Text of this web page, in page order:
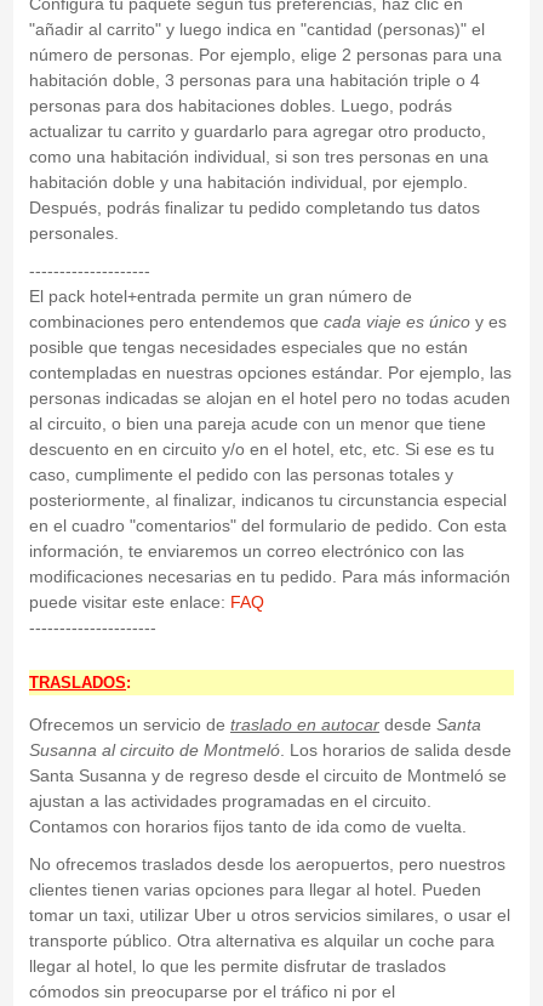
"añadir al carrito" y luego indica en "cantidad (personas)" el
número de personas. Por ejemplo, elige 2 personas para una
habitación doble, 3 personas para una habitación triple o 4
personas para dos habitaciones dobles. Luego, podrás
actualizar tu carrito y guardarlo para agregar otro producto,
como una habitación individual, si son tres personas en una
habitación doble y una habitación individual, por ejemplo.
Después, podrás finalizar tu pedido completando tus datos
personales.
--------------------
El pack hotel+entrada permite un gran número de
combinaciones pero entendemos que cada viaje es únicoy es
posible que tengas necesidades especiales que no están
contempladas en nuestras opciones estándar. Por ejemplo, las
personas indicadas se alojan en el hotel pero no todas acuden
al circuito, o bien una pareja acude con un menor que tiene
descuento en en circuito y/o en el hotel, etc, etc. Si ese es tu
caso, cumplimente el pedido con las personas totales y
posteriormente, al finalizar, indicanos tu circunstancia especial
en el cuadro "comentarios" del formulario de pedido. Con esta
información, te enviaremos un correo electrónico con las
modificaciones necesarias en tu pedido. Para más información
puede visitar este enlace: FAQ
---------------------
TRASLADOS:
Ofrecemos un servicio de traslado en autocardesde Santa
Susanna al circuito de Montmeló. Los horarios de salida desde
Santa Susanna y de regreso desde el circuito de Montmeló se
ajustan a las actividades programadas en el circuito.
Contamos con horarios fijos tanto de ida como de vuelta.
No ofrecemos traslados desde los aeropuertos, pero nuestros
clientes tienen varias opciones para llegar al hotel. Pueden
tomar un taxi, utilizar Uber u otros servicios similares, o usar el
transporte público. Otra alternativa es alquilar un coche para
llegar al hotel, lo que les permite disfrutar de traslados
cómodos sin preocuparse por el tráfico ni por el